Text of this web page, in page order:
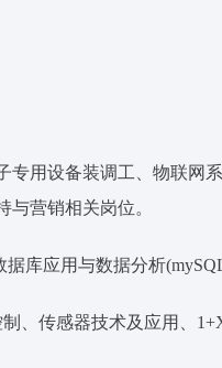
用设备装调工、物联网
营销相关岗位。
库应用与数据分析
、传感器技术及应用、